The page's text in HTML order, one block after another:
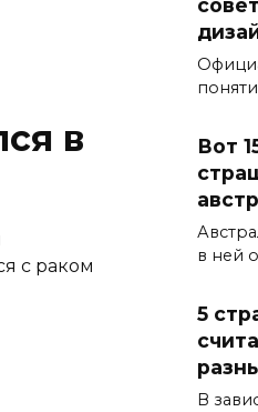
в
с раком
Вот
в ней
5
В